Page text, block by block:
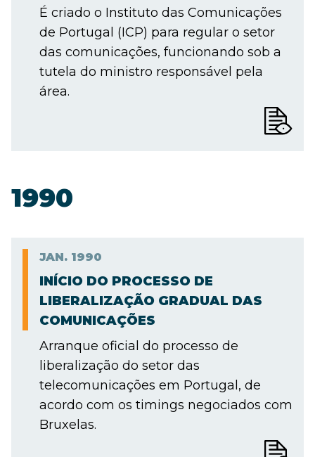
É criado o Instituto das Comunicações
de Portugal (ICP) para regular o setor
das comunicações, funcionando sob a
tutela do ministro responsável pela
área.
1990
JAN. 1990
INÍCIO DO PROCESSO DE
LIBERALIZAÇÃO GRADUAL DAS
COMUNICAÇÕES
Arranque oficial do processo de
liberalização do setor das
telecomunicações em Portugal, de
acordo com os timings negociados com
Bruxelas.